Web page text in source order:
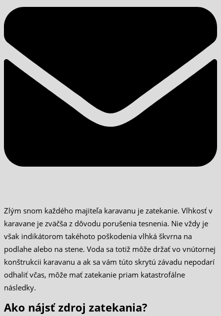
Zlým snom každého majiteľa karavanu je zatekanie. Vlhkosť v
karavane je zväčša z dôvodu porušenia tesnenia. Nie vždy je
však indikátorom takéhoto poškodenia vlhká škvrna na
podlahe alebo na stene. Voda sa totiž môže držať vo vnútornej
konštrukcii karavanu a ak sa vám túto skrytú závadu nepodarí
odhaliť včas, môže mať zatekanie priam katastrofálne
následky.
Ako nájsť zdroj zatekania?